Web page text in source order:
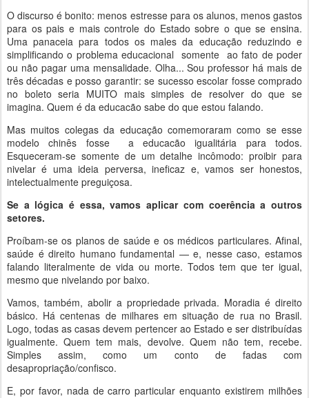
O discurso é bonito: menos estresse para os alunos, menos gastos
para os pais e mais controle do Estado sobre o que se ensina.
Uma panaceia para todos os males da educação reduzindo e
simplificando o problema educacional somente ao fato de poder
ou não pagar uma mensalidade. Olha... Sou professor há mais de
três décadas e posso garantir: se sucesso escolar fosse comprado
no boleto seria MUITO mais simples de resolver do que se
imagina. Quem é da educacão sabe do que estou falando.
Mas muitos colegas da educação comemoraram como se esse
modelo chinês fosse a educacão igualitária para todos.
Esqueceram-se somente de um detalhe incômodo: proibir para
nivelar é uma ideia perversa, ineficaz e, vamos ser honestos,
intelectualmente preguiçosa.
Se a lógica é essa, vamos aplicar com coerência a outros
setores.
Proíbam-se os planos de saúde e os médicos particulares. Afinal,
saúde é direito humano fundamental — e, nesse caso, estamos
falando literalmente de vida ou morte. Todos tem que ter igual,
mesmo que nivelando por baixo.
Vamos, também, abolir a propriedade privada. Moradia é direito
básico. Há centenas de milhares em situação de rua no Brasil.
Logo, todas as casas devem pertencer ao Estado e ser distribuídas
igualmente. Quem tem mais, devolve. Quem não tem, recebe.
Simples assim, como um conto de fadas com
desapropriação/confisco.
E, por favor, nada de carro particular enquanto existirem milhões